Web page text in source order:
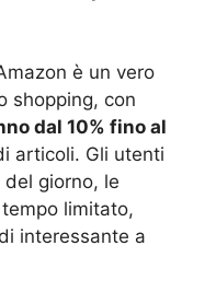
è un vero
shopping, con
dal 10% fino al
articoli. Gli utenti
giorno, le
limitato,
interessante a